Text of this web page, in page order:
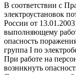
В соответствии с
электроустановок
России от
выполняющему
опасность
группа I по
При работе на
возникнуть